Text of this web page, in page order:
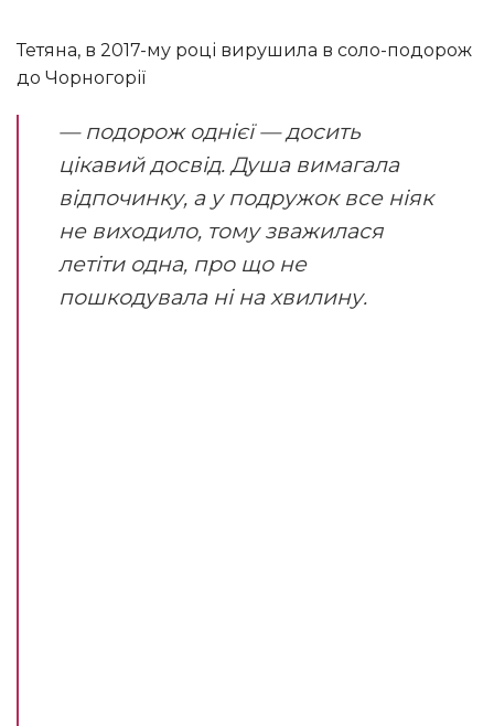
Тетяна, в 2017-му році вирушила в соло-подорож
до Чорногорії
— подорож однієї — досить
цікавий досвід. Душа вимагала
відпочинку, а у подружок все ніяк
не виходило, тому зважилася
летіти одна, про що не
пошкодувала ні на хвилину.